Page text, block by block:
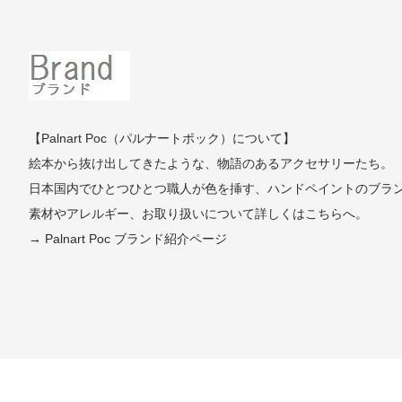
【Palnart Poc（パルナートポック）について】
絵本から抜け出してきたような、物語のあるアクセサリーたち。
日本国内でひとつひとつ職人が色を挿す、ハンドペイントのブラ
素材やアレルギー、お取り扱いについて詳しくはこちらへ。
→ Palnart Poc ブランド紹介ページ